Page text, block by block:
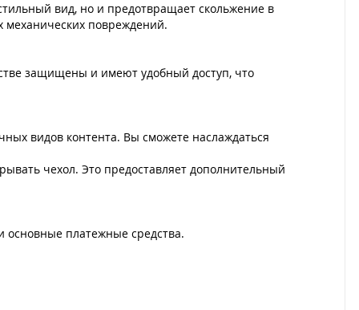
вид, но и предотвращает скольжение в
механических повреждений.
защищены и имеют удобный доступ, что
видов контента. Вы сможете наслаждаться
чехол. Это предоставляет дополнительный
основные платежные средства.